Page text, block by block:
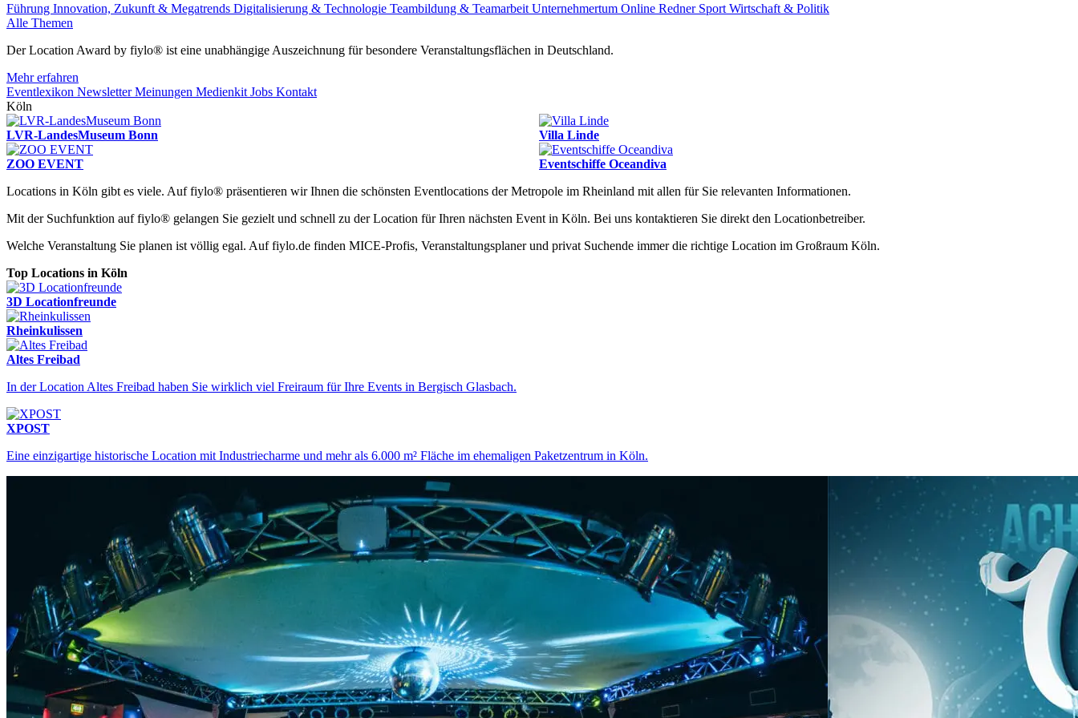
Führung Innovation, Zukunft & Megatrends Digitalisierung & Technologie Teambildung & Teamarbeit Unternehmertum Online Redner Sport Wirtschaft & Politik
Alle Themen
Der Location Award by fiylo® ist eine unabhängige Auszeichnung für besondere Veranstaltungsflächen in Deutschland.
Mehr erfahren
Eventlexikon NewsletterMeinungen Medienkit Jobs Kontakt
Köln
Finden Sie Ihre perfekte Eventlocation in Köln
LVR-LandesMuseum Bonn Villa Linde
ZOO EVENT
Eventschiffe Oceandiva
Locations in Köln gibt es viele. Auf fiylo® präsentieren wir Ihnen die schönsten Eventlocations der Metropole im Rheinland mit allen für Sie relevanten Informationen.
Mit der Suchfunktion auf fiylo® gelangen Sie gezielt und schnell zu der Location für Ihren nächsten Event in Köln. Bei uns kontaktieren Sie direkt den Locationbetreiber.
Welche Veranstaltung Sie planen ist völlig egal. Auf fiylo.de finden MICE-Profis, Veranstaltungsplaner und privat Suchende immer die richtige Location im Großraum Köln.
Top Locations in Köln
3D Locationfreunde
Rheinkulissen
Altes Freibad
In der Location Altes Freibad haben Sie wirklich viel Freiraum für Ihre Events in Bergisch Glasbach.
XPOST
Eine einzigartige historische Location mit Industriecharme und mehr als 6.000 m² Fläche im ehemaligen Paketzentrum in Köln.